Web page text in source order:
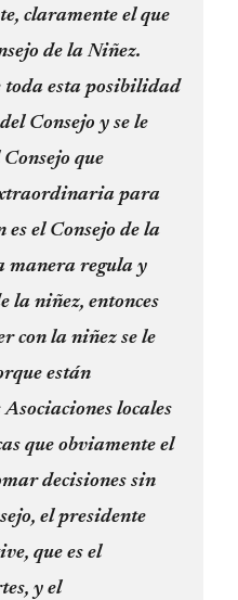
claramente el que
de la Niñez.
toda esta posibilidad
Consejo y se le
que
para
el Consejo de la
manera regula y
la niñez, entonces
con la niñez se le
están
locales
que obviamente el
decisiones sin
el presidente
que es el
y el